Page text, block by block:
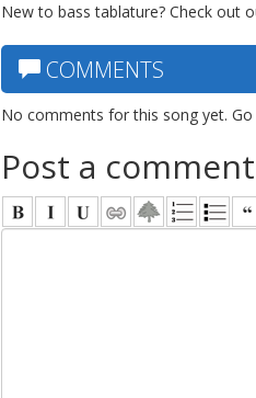
New to bass tablature? Check out
COMMENTS
No comments for this song yet.
Post a comment